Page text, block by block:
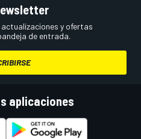
y ofertas
de entrada.
aplicaciones